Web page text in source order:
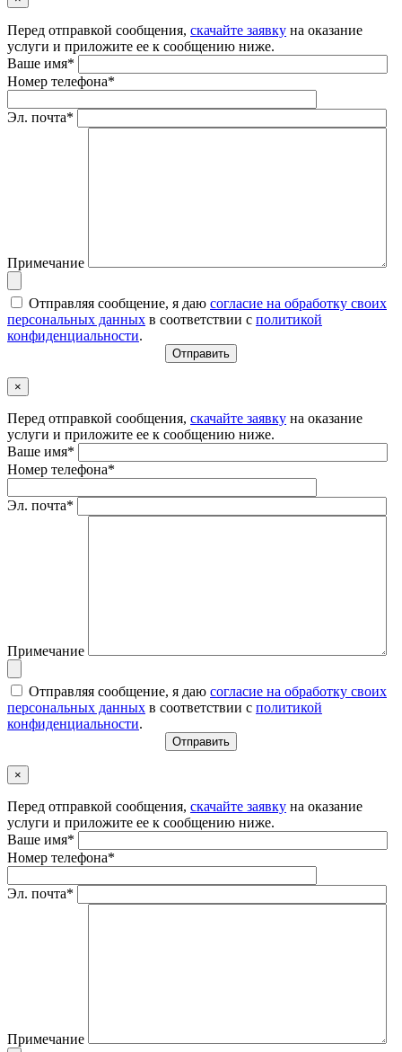
Перед отправкой сообщения, скачайте заявку на оказание
услуги и приложите ее к сообщению ниже.
Ваше имя*
Номер телефона*
Эл. почта*
Примечание
Отправляя сообщение, я даю согласие на обработку своих
персональных данных в соответствии с политикой
конфиденциальности.
×
Перед отправкой сообщения, скачайте заявку на оказание
услуги и приложите ее к сообщению ниже.
Ваше имя*
Номер телефона*
Эл. почта*
Примечание
Отправляя сообщение, я даю согласие на обработку своих
персональных данных в соответствии с политикой
конфиденциальности.
×
Перед отправкой сообщения, скачайте заявку на оказание
услуги и приложите ее к сообщению ниже.
Ваше имя*
Номер телефона*
Эл. почта*
Примечание